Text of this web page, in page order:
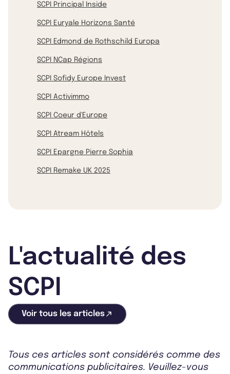
SCPI Principal Inside
SCPI Euryale Horizons Santé
SCPI Edmond de Rothschild Europa
SCPI NCap Régions
SCPI Sofidy Europe Invest
SCPI Activimmo
SCPI Coeur d'Europe
SCPI Atream Hôtels
SCPI Epargne Pierre Sophia
SCPI Remake UK 2025
L'actualité des
SCPI
Voir tous les articles
Tous ces articles sont considérés comme des
communications publicitaires. Veuillez-vous